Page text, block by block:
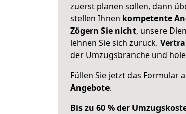
zuerst planen sollen, dann
stellen Ihnen kompetente
Zögern Sie nicht, unsere
lehnen Sie sich zurück.
der Umzugsbranche und
Füllen Sie jetzt das Formular
Angebote.
Bis zu 60 % der